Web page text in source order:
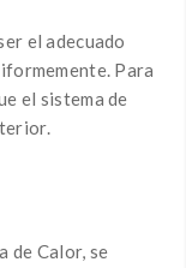
el adecuado
Para
el sistema de
de Calor, se